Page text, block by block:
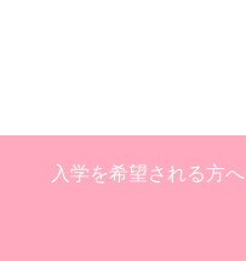
入学を希望される方へ